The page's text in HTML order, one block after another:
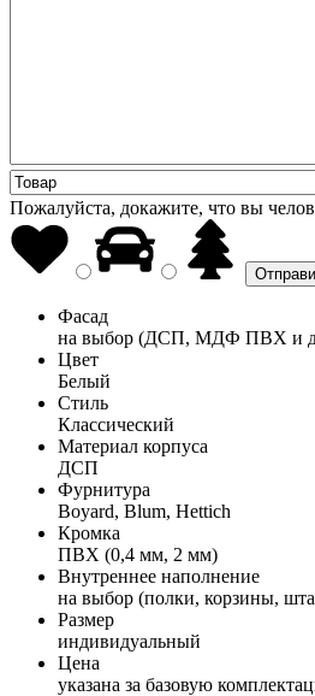
Пожалуйста, докажите, что вы
Фасад
на выбор (ДСП, МДФ ПВХ и
Цвет
Белый
Стиль
Классический
Материал корпуса
ДСП
Фурнитура
Boyard, Blum, Hettich
Кромка
ПВХ (0,4 мм, 2 мм)
Внутреннее наполнение
на выбор (полки, корзины,
Размер
индивидуальный
Цена
указана за базовую